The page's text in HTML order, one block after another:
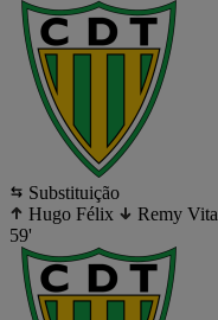
Substituição
Hugo Félix
Remy Vita
59'